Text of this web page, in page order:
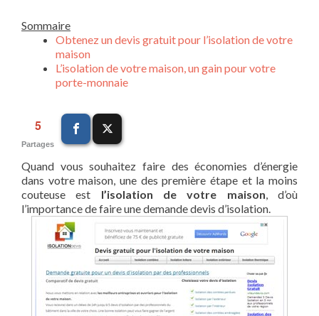
Sommaire
Obtenez un devis gratuit pour l’isolation de votre
maison
L’isolation de votre maison, un gain pour votre
porte-monnaie
5
Partages
Quand vous souhaitez faire des économies d’énergie
dans votre maison, une des première étape et la moins
couteuse est l’isolation de votre maison, d’où
l’importance de faire une demande devis d’isolation.